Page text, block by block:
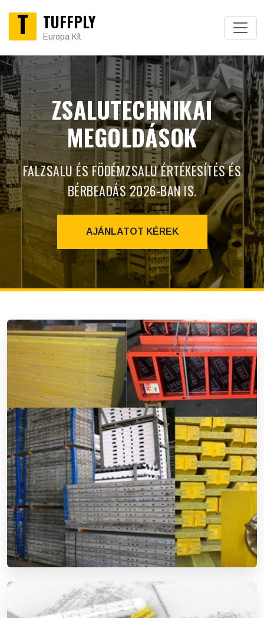
T TUFFPLY
Europa Kft
ZSALUTECHNIKAI
MEGOLDÁSOK
FALZSALU ÉS FÖDÉMZSALU ÉRTÉKESÍTÉS ÉS
BÉRBEADÁS 2026-BAN IS.
AJÁNLATOT KÉREK